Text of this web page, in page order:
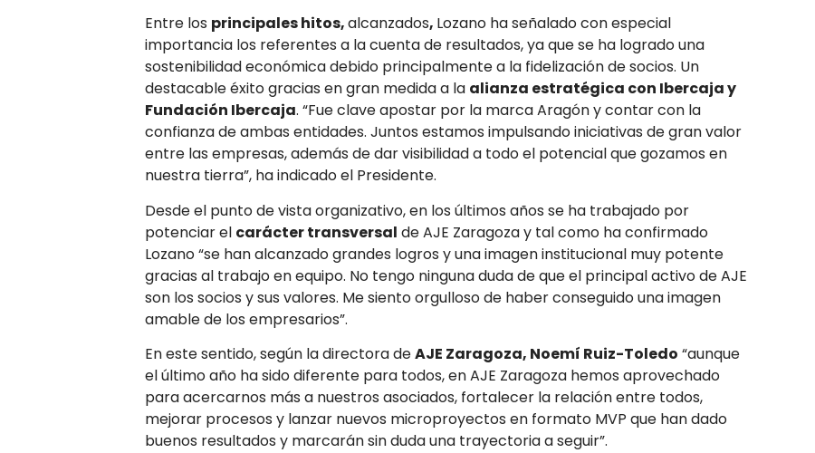
Entre los principales hitos,alcanzados, Lozano ha señalado con especial
importancia los referentes a la cuenta de resultados, ya que se ha logrado una
sostenibilidad económica debido principalmente a la fidelización de socios. Un
destacable éxito gracias en gran medida a la alianza estratégica con Ibercaja y
Fundación Ibercaja. “Fue clave apostar por la marca Aragón y contar con la
confianza de ambas entidades. Juntos estamos impulsando iniciativas de gran valor
entre las empresas, además de dar visibilidad a todo el potencial que gozamos en
nuestra tierra”, ha indicado el Presidente.
Desde el punto de vista organizativo, en los últimos años se ha trabajado por
potenciar el carácter transversal de AJE Zaragoza y tal como ha confirmado
Lozano “se han alcanzado grandes logros y una imagen institucional muy potente
gracias al trabajo en equipo. No tengo ninguna duda de que el principal activo de AJE
son los socios y sus valores. Me siento orgulloso de haber conseguido una imagen
amable de los empresarios”.
En este sentido, según la directora deAJE Zaragoza, Noemí Ruiz-Toledo “aunque
el último año ha sido diferente para todos, en AJE Zaragoza hemos aprovechado
para acercarnos más a nuestros asociados, fortalecer la relación entre todos,
mejorar procesos y lanzar nuevos microproyectos en formato MVP que han dado
buenos resultados y marcarán sin duda una trayectoria a seguir”.